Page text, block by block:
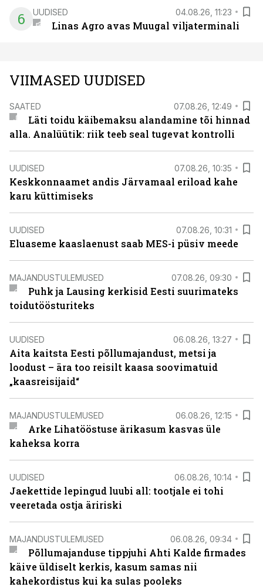
6 UUDISED 04.08.26, 11:23
Linas Agro avas Muugal viljaterminali
VIIMASED UUDISED
SAATED 07.08.26, 12:49
Läti toidu käibemaksu alandamine tõi hinnad
alla. Analüütik: riik teeb seal tugevat kontrolli
UUDISED 07.08.26, 10:35
Keskkonnaamet andis Järvamaal eriload kahe
karu küttimiseks
UUDISED 07.08.26, 10:31
Eluaseme kaaslaenust saab MES-i püsiv meede
MAJANDUSTULEMUSED 07.08.26, 09:30
Puhk ja Lausing kerkisid Eesti suurimateks
toidutöösturiteks
UUDISED 06.08.26, 13:27
Aita kaitsta Eesti põllumajandust, metsi ja
loodust – ära too reisilt kaasa soovimatuid
„kaasreisijaid“
MAJANDUSTULEMUSED 06.08.26, 12:15
Arke Lihatööstuse ärikasum kasvas üle
kaheksa korra
UUDISED 06.08.26, 10:14
Jaekettide lepingud luubi all: tootjale ei tohi
veeretada ostja äririski
MAJANDUSTULEMUSED 06.08.26, 09:34
Põllumajanduse tippjuhi Ahti Kalde firmades
käive üldiselt kerkis, kasum samas nii
kahekordistus kui ka sulas pooleks